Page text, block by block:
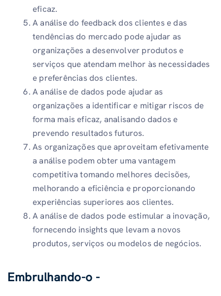
eficaz.
A análise do feedback dos clientes e das
tendências do mercado pode ajudar as
organizações a desenvolver produtos e
serviços que atendam melhor às necessidades
e preferências dos clientes.
A análise de dados pode ajudar as
organizações a identificar e mitigar riscos de
forma mais eficaz, analisando dados e
prevendo resultados futuros.
As organizações que aproveitam efetivamente
a análise podem obter uma vantagem
competitiva tomando melhores decisões,
melhorando a eficiência e proporcionando
experiências superiores aos clientes.
A análise de dados pode estimular a inovação,
fornecendo insights que levam a novos
produtos, serviços ou modelos de negócios.
Embrulhando-o -